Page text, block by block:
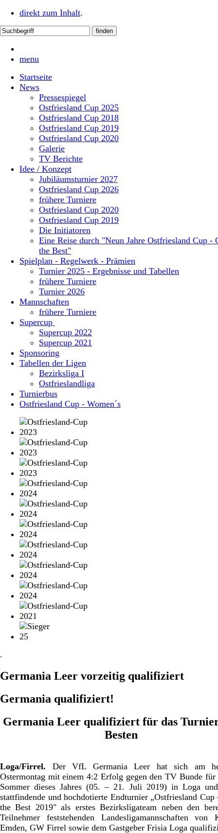
direkt zum Inhalt.
menu
Startseite
News
Pressespiegel
Ostfriesland Cup 2025
Ostfriesland Cup 2018
Ostfriesland Cup 2019
Ostfriesland Cup 2020
Galerie
TV Berichte
Idee / Konzept
Jubiläumsturnier 2027
Ostfriesland Cup 2026
frühere Turniere
Ostfriesland Cup 2020
Ostfriesland Cup 2019
Die Initiatoren
Eine Reise durch "Neun Jahre Ostfriesland Cup -
the Best"
Spielplan - Regelwerk - Prämien
Turnier 2025 - Ergebnisse und Tabellen
frühere Turniere
Turnier 2026
Mannschaften
frühere Turniere
Supercup
Supercup 2022
Supercup 2021
Sponsoring
Tabellen der Ligen
Bezirksliga I
Ostfrieslandliga
Turnierbus
Ostfriesland Cup - Women´s
.
Germania Leer vorzeitig qualifiziert
Germania qualifiziert!
Germania Leer qualifiziert für das
Besten
Loga/Firrel. Der VfL Germania Leer hat sich am
Ostermontag mit einem 4:2 Erfolg gegen den TV Bunde für
Sommer dieses Jahres (05. – 21. Juli 2019) in Loga
stattfindende und hochdotierte Endturnier „Ostfriesland
the Best 2019" als erstes Bezirksligateam neben den
Teilnehmer feststehenden Landesligamannschaften von
Emden, GW Firrel sowie dem Gastgeber Frisia Loga